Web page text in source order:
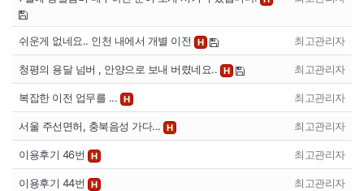
쉬운게 없네요.. 인천 내에서 개별 이전 H 최고관리자
청평의 용달 넘버 , 안양으로 보내 버렸네요.. H 최고관리자
복잡한 이전 업무를 ... H 최고관리자
서울 주선면허, 충북음성 가다... H 최고관리자
이용후기 46번 H 최고관리자
이용후기 44번 H 최고관리자